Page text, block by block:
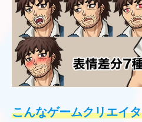
こんなゲームクリエイ